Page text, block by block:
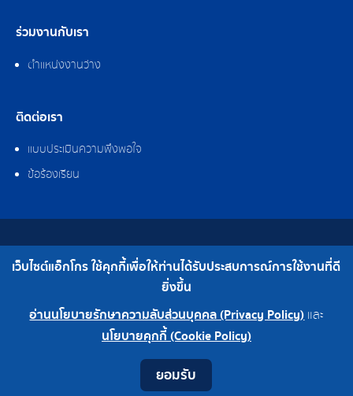
ร่วมงานกับเรา
ตำแหน่งงานว่าง
ติดต่อเรา
แบบประเมินความพึงพอใจ
ข้อร้องเรียน
สงวนลิขสิทธิ์ © 2562 บริษัท แอ็กโกร (ประเทศไทย) จำกัด
เบอร์โทร : 0-2308-2102 | โทรสาร : 0-2308-2487
เว็บไซต์แอ็กโกร ใช้คุกกี้เพื่อให้ท่านได้รับประสบการณ์การใช้งานที่ดี
ยิ่งขึ้น
อ่านนโยบายรักษาความลับส่วนบุคคล (Privacy Policy) และ
นโยบายคุกกี้ (Cookie Policy)
ยอมรับ
0-2308-2102
โรงงาน 0-2324-0515-6
ContactYoutube
LINE